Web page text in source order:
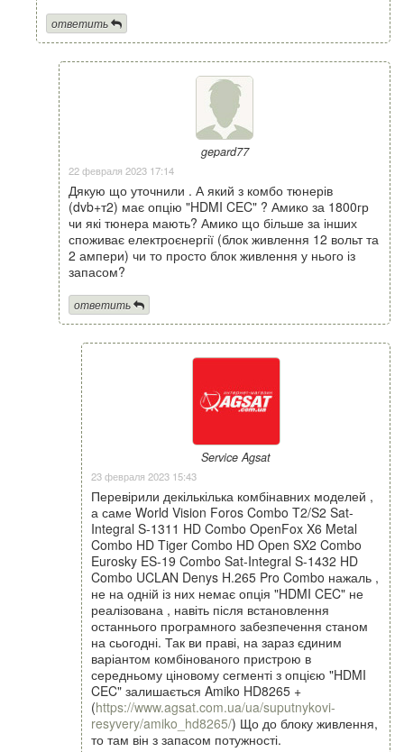
ответить
gepard77
22 февраля 2023 17:14
Дякую що уточнили . А який з комбо тюнерів
(dvb+т2) має опцію "HDMI CEC" ? Амико за 1800гр
чи які тюнера мають? Амико що більше за інших
споживає електроєнергії (блок живлення 12 вольт та
2 ампери) чи то просто блок живлення у нього із
запасом?
ответить
Service Agsat
23 февраля 2023 15:43
Перевірили декількілька комбінавних моделей ,
а саме World Vision Foros Combo T2/S2 Sat-
Integral S-1311 HD Combo OpenFox X6 Metal
Combo HD Tiger Combo HD Open SX2 Combo
Eurosky ES-19 Combo Sat-Integral S-1432 HD
Combo UCLAN Denys H.265 Pro Combo нажаль ,
не на одній із них немає опція "HDMI CEC" не
реалізована , навіть після встановлення
останнього програмного забезпечення станом
на сьогодні. Так ви праві, на зараз єдиним
варіантом комбінованого пристрою в
середньому ціновому сегменті з опцією "HDMI
CEC" залишається Amiko HD8265 +
(https://www.agsat.com.ua/ua/suputnykovi-
resyvery/amiko_hd8265/) Що до блоку живлення,
то там він з запасом потужності.